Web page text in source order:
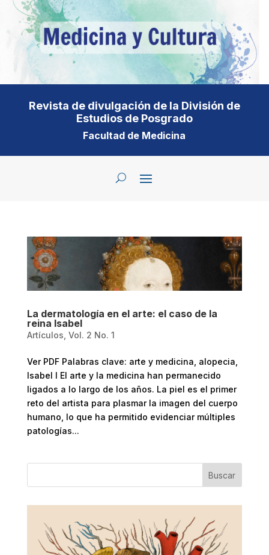
Revista de divulgación de la División de
Estudios de Posgrado
Facultad de Medicina
La dermatología en el arte: el caso de la
reina Isabel
Artículos Vol. 2 No. 1
Ver PDF Palabras clave: arte y medicina, alopecia,
Isabel I El arte y la medicina han permanecido
ligados a lo largo de los años. La piel es el primer
reto del artista para plasmar la imagen del cuerpo
humano, lo que ha permitido evidenciar múltiples
patologías...
Buscar